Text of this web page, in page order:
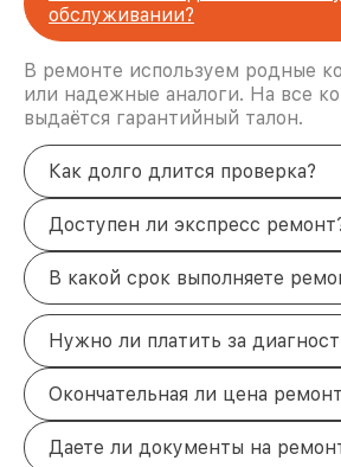
Готовы вернуть вашу технику к
заявкуили позвоните по
и доставит его в наш
адресу Советская площадь, 3,
обслуживании?
В ремонте используем родные
или надежные аналоги. На все
выдаётся гарантийный талон.
Как долго длится проверка?
Доступен ли экспресс
В какой срок выполняете
Нужно ли платить за
Окончательная ли цена
Даете ли документы на